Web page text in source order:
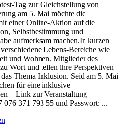
Tag zur Gleichstellung von
am 5. Mai möchte die
einer Online-Aktion auf die
Selbstbestimmung und
aufmerksam machen.In kurzen
Lebens-Bereiche wie
und Wohnen. Mitglieder des
Wort und teilen ihre Perspektiven
Thema Inklusion. Seid am 5. Mai
für eine inklusive
– Link zur Veranstaltung
076 371 793 55 und Passwort: ...